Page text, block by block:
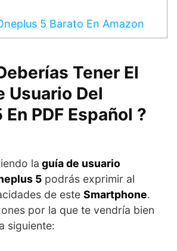
5 Barato En Amazon
Tener El
Usuario Del
PDF Español ?
la guía de usuario
5 podrás exprimir al
de este Smartphone.
por la que te vendría bien
siguiente: